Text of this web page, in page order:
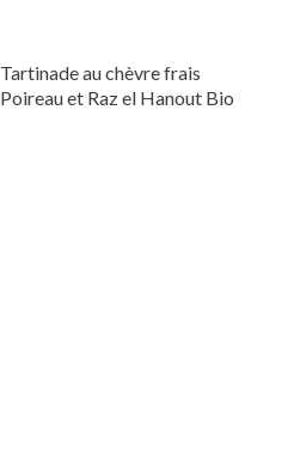
Tartinade au chèvre frais
Poireau et Raz el Hanout Bio